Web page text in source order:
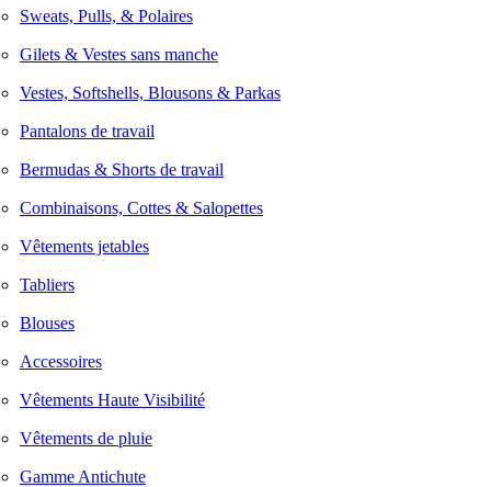
Sweats, Pulls, & Polaires
Gilets & Vestes sans manche
Vestes, Softshells, Blousons & Parkas
Pantalons de travail
Bermudas & Shorts de travail
Combinaisons, Cottes & Salopettes
Vêtements jetables
Tabliers
Blouses
Accessoires
Vêtements Haute Visibilité
Vêtements de pluie
Gamme Antichute